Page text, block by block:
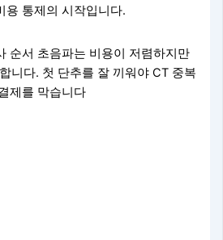
용 통제의 시작입니다.